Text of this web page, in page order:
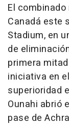
El
Canadá este
Stadium, en
de
primera
iniciativa en
superioridad
Ounahi abrió
pase de